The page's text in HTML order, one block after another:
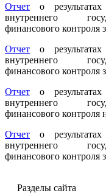
Отчет о результатах
внутреннего
финансового контроля
Отчет о результатах
внутреннего
финансового контроля
Отчет о результатах
внутреннего
финансового контроля
Отчет о результатах
внутреннего
финансового контроля
Разделы сайта